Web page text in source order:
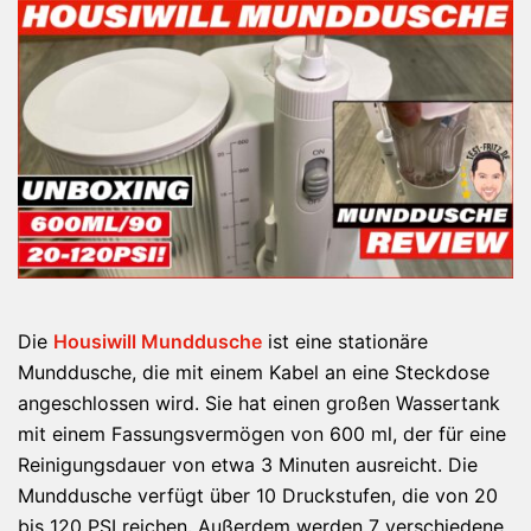
Die Housiwill Munddusche ist eine stationäre
Munddusche, die mit einem Kabel an eine Steckdose
angeschlossen wird. Sie hat einen großen Wassertank
mit einem Fassungsvermögen von 600 ml, der für eine
Reinigungsdauer von etwa 3 Minuten ausreicht. Die
Munddusche verfügt über 10 Druckstufen, die von 20
bis 120 PSI reichen. Außerdem werden 7 verschiedene